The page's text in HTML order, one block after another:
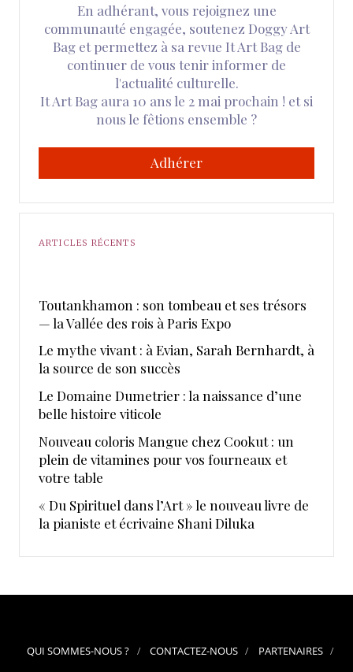
En adhérant, vous rejoignez une
communauté engagée, soutenez Doggy Art
Bag et permettez à sa revue It Art Bag de
continuer de vous tenir informer de
l'actualité culturelle.
It Art Bag aura 10 ans le 2 mai prochain ! et si
nous le fêtions ensemble ?
Adhérer
ARTICLES RÉCENTS
Toutankhamon : son tombeau et ses trésors
— la Vallée des rois à Paris Expo
Le mythe vivant : à Evian, Sarah Bernhardt, à
la source de son succès
Le Domaine Dumetrier : la naissance d’une
belle histoire viticole
Nouveau coloris Mangue chez Cookut : un
plein de vitamines pour vos fourneaux et
votre table
« Du Spirituel dans l’Art » le nouveau livre de
la pianiste et écrivaine Shani Diluka
QUI SOMMES-NOUS ? CONTACTEZ-NOUS PARTENAIRES